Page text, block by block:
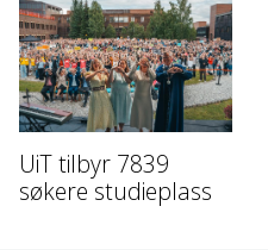
UiT tilbyr 7839
søkere studieplass